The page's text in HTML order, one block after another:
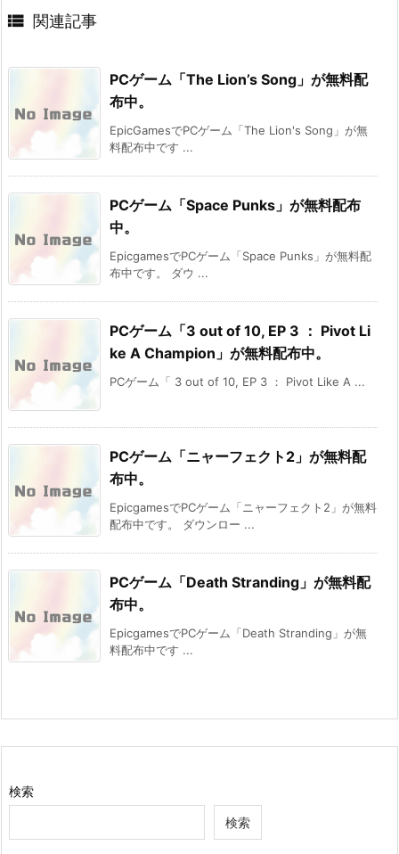
 関連記事
PCゲーム「The Lion’s Song」が無料配
布中。
EpicGamesでPCゲーム「The Lion's Song」が無
料配布中です ...
PCゲーム「Space Punks」が無料配布
中。
EpicgamesでPCゲーム「Space Punks」が無料配
布中です。 ダウ ...
PCゲーム「3 out of 10, EP 3 ： Pivot Li
ke A Champion」が無料配布中。
PCゲーム「 3 out of 10, EP 3 ： Pivot Like A ...
PCゲーム「ニャーフェクト2」が無料配
布中。
EpicgamesでPCゲーム「ニャーフェクト2」が無料
配布中です。 ダウンロー ...
PCゲーム「Death Stranding」が無料配
布中。
EpicgamesでPCゲーム「Death Stranding」が無
料配布中です ...
検索
検索